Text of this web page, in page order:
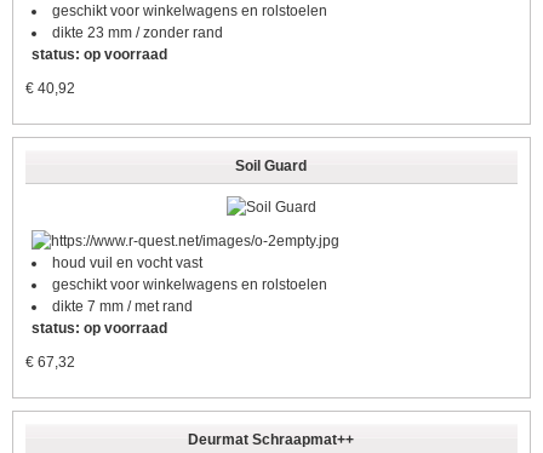
geschikt voor winkelwagens en rolstoelen
dikte 23 mm / zonder rand
status: op voorraad
€ 40,92
Soil Guard
houd vuil en vocht vast
geschikt voor winkelwagens en rolstoelen
dikte 7 mm / met rand
status: op voorraad
€ 67,32
Deurmat Schraapmat++